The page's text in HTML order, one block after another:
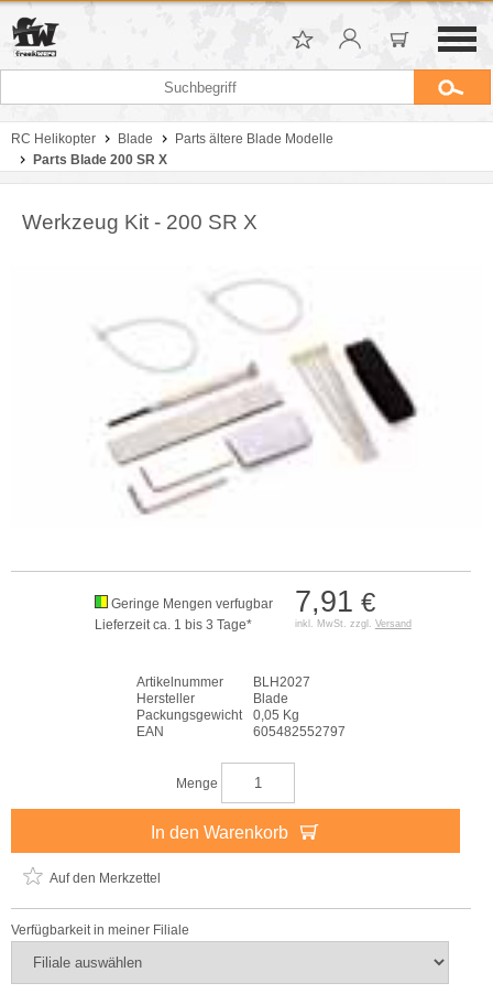
RC Helikopter Blade
Parts ältere Blade Modelle
Parts Blade 200 SR X
Werkzeug Kit - 200 SR X
7,91 €
inkl. MwSt. zzgl. Versand
Geringe Mengen verfugbar
Lieferzeit ca. 1 bis 3 Tage*
Artikelnummer
BLH2027
Hersteller
Blade
Packungsgewicht
0,05 Kg
EAN
605482552797
Menge
In den Warenkorb
Auf den Merkzettel
Verfügbarkeit in meiner Filiale